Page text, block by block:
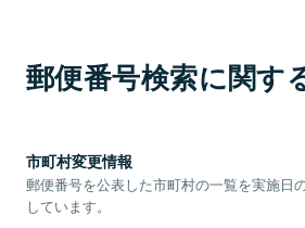
郵便番号検索に関す
市町村変更情報
郵便番号を公表した市町村の一覧を実施日
しています。